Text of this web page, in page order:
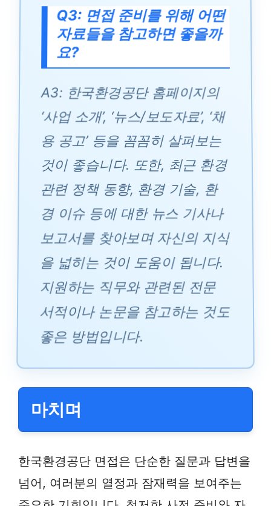
Q3: 면접 준비를 위해 어떤
자료들을 참고하면 좋을까
요?
A3: 한국환경공단 홈페이지의
‘사업 소개’, ‘뉴스/보도자료’, ‘채
용 공고’ 등을 꼼꼼히 살펴보는
것이 좋습니다. 또한, 최근 환경
관련 정책 동향, 환경 기술, 환
경 이슈 등에 대한 뉴스 기사나
보고서를 찾아보며 자신의 지식
을 넓히는 것이 도움이 됩니다.
지원하는 직무와 관련된 전문
서적이나 논문을 참고하는 것도
좋은 방법입니다.
마치며
한국환경공단 면접은 단순한 질문과 답변을
넘어, 여러분의 열정과 잠재력을 보여주는